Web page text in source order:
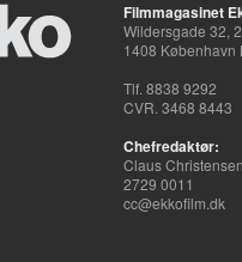
Filmmagasinet
Wildersgade 32,
1408 København
Tlf. 8838 9292
CVR. 3468 8443
Chefredaktør:
Claus Christensen
2729 0011
cc@ekkofilm.dk